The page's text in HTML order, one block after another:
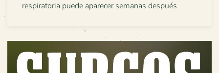
respiratoria puede aparecer semanas después